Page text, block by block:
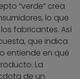
“verde” crea
lo que
fabricantes. Así
que indica
entiende en qué
La
de un